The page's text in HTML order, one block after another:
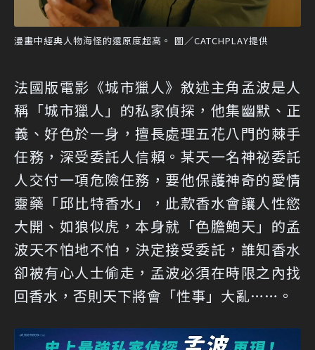
漫畫中經典人物海怪的還原度超高。 圖／CATCHPLAY提供
法國版電影《城市獵人》敘述主角孟波是人
稱「城市獵人」的私家偵探，他集幽默、正
義、好色於一身，擅長處理五花八門的棘手
任務，深受委託人信賴。某天一名神祕委託
人交付一項危險任務，要他保護神奇的愛情
靈藥「邱比特香水」，此款香水會讓人性慾
大開、如狼似虎，本身就「色膽鮑天」的孟
波天不怕地不怕，決定接受委託，誰知香水
卻被有心人士偷走，孟波必須在時限之內找
回香水，否則天下將會「性事」大亂……。